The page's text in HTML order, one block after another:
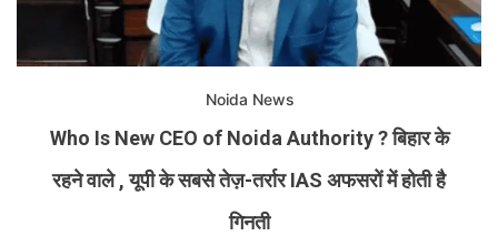
Noida News
Who Is New CEO of Noida Authority ? बिहार के
रहने वाले , यूपी के सबसे तेज़-तर्रार IAS अफसरों में होती है
गिनती